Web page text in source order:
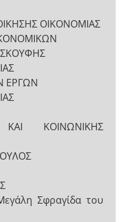
ΟΙΚΟΝΟΜΙΑΣ
ΕΡΓΩΝ
ΚΟΙΝΩΝΙΚΗΣ
Σφραγίδα του